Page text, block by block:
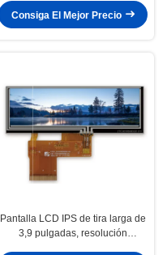
completo IPS para aplicaciones
industriales
Consiga El Mejor Precio
Pantalla LCD IPS de tira larga de
3,9 pulgadas, resolución